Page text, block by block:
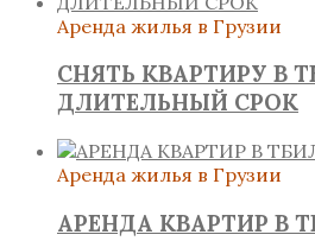
Аренда жилья в Грузии
СНЯТЬ КВАРТИРУ В
ДЛИТЕЛЬНЫЙ СРОК
Аренда жилья в Грузии
АРЕНДА КВАРТИР В